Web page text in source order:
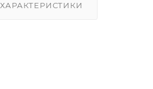
ХАРАКТЕРИСТИКИ